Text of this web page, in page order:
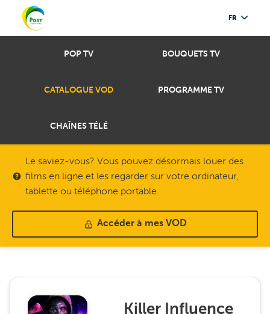
FR
POP TV BOUQUETS TV
CATALOGUE VOD PROGRAMME TV
CHAÎNES TÉLÉ
Le saviez-vous? Vous pouvez désormais louer des
films en ligne et les regarder sur votre ordinateur,
tablette ou téléphone portable.
Accéder à mes VOD
Killer Influence